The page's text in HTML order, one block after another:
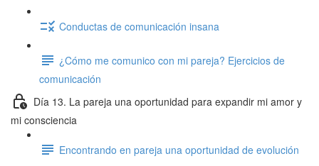
Conductas de comunicación insana
¿Cómo me comunico con mi pareja? Ejercicios de
comunicación
Día 13. La pareja una oportunidad para expandir mi amor y
mi consciencia
Encontrando en pareja una oportunidad de evolución